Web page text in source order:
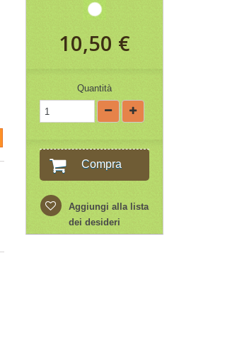
10,50 €
Quantità
Compra
Aggiungi alla lista
dei desideri